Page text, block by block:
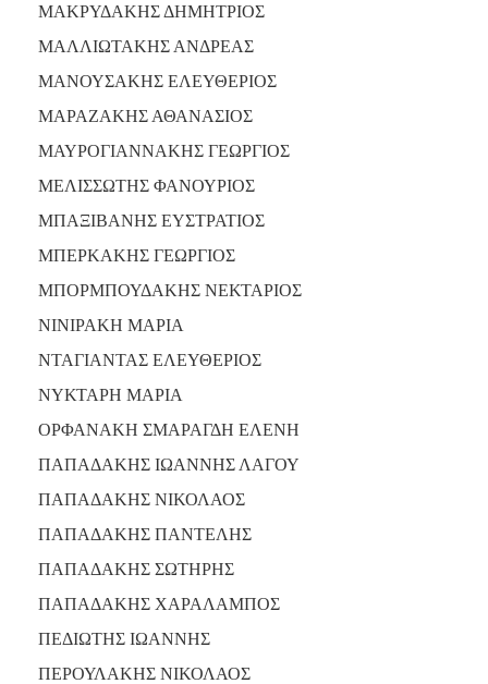
ΜΑΚΡΥΔΑΚΗΣ ΔΗΜΗΤΡΙΟΣ
ΜΑΛΛΙΩΤΑΚΗΣ ΑΝΔΡΕΑΣ
ΜΑΝΟΥΣΑΚΗΣ ΕΛΕΥΘΕΡΙΟΣ
ΜΑΡΑΖΑΚΗΣ ΑΘΑΝΑΣΙΟΣ
ΜΑΥΡΟΓΙΑΝΝΑΚΗΣ ΓΕΩΡΓΙΟΣ
ΜΕΛΙΣΣΩΤΗΣ ΦΑΝΟΥΡΙΟΣ
ΜΠΑΞΙΒΑΝΗΣ ΕΥΣΤΡΑΤΙΟΣ
ΜΠΕΡΚΑΚΗΣ ΓΕΩΡΓΙΟΣ
ΜΠΟΡΜΠΟΥΔΑΚΗΣ ΝΕΚΤΑΡΙΟΣ
ΝΙΝΙΡΑΚΗ ΜΑΡΙΑ
ΝΤΑΓΙΑΝΤΑΣ ΕΛΕΥΘΕΡΙΟΣ
ΝΥΚΤΑΡΗ ΜΑΡΙΑ
ΟΡΦΑΝΑΚΗ ΣΜΑΡΑΓΔΗ ΕΛΕΝΗ
ΠΑΠΑΔΑΚΗΣ ΙΩΑΝΝΗΣ ΛΑΓΟΥ
ΠΑΠΑΔΑΚΗΣ ΝΙΚΟΛΑΟΣ
ΠΑΠΑΔΑΚΗΣ ΠΑΝΤΕΛΗΣ
ΠΑΠΑΔΑΚΗΣ ΣΩΤΗΡΗΣ
ΠΑΠΑΔΑΚΗΣ ΧΑΡΑΛΑΜΠΟΣ
ΠΕΔΙΩΤΗΣ ΙΩΑΝΝΗΣ
ΠΕΡΟΥΛΑΚΗΣ ΝΙΚΟΛΑΟΣ